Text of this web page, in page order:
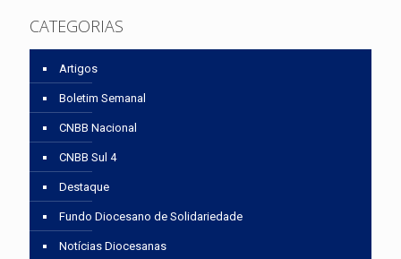
CATEGORIAS
Artigos
Boletim Semanal
CNBB Nacional
CNBB Sul 4
Destaque
Fundo Diocesano de Solidariedade
Notícias Diocesanas